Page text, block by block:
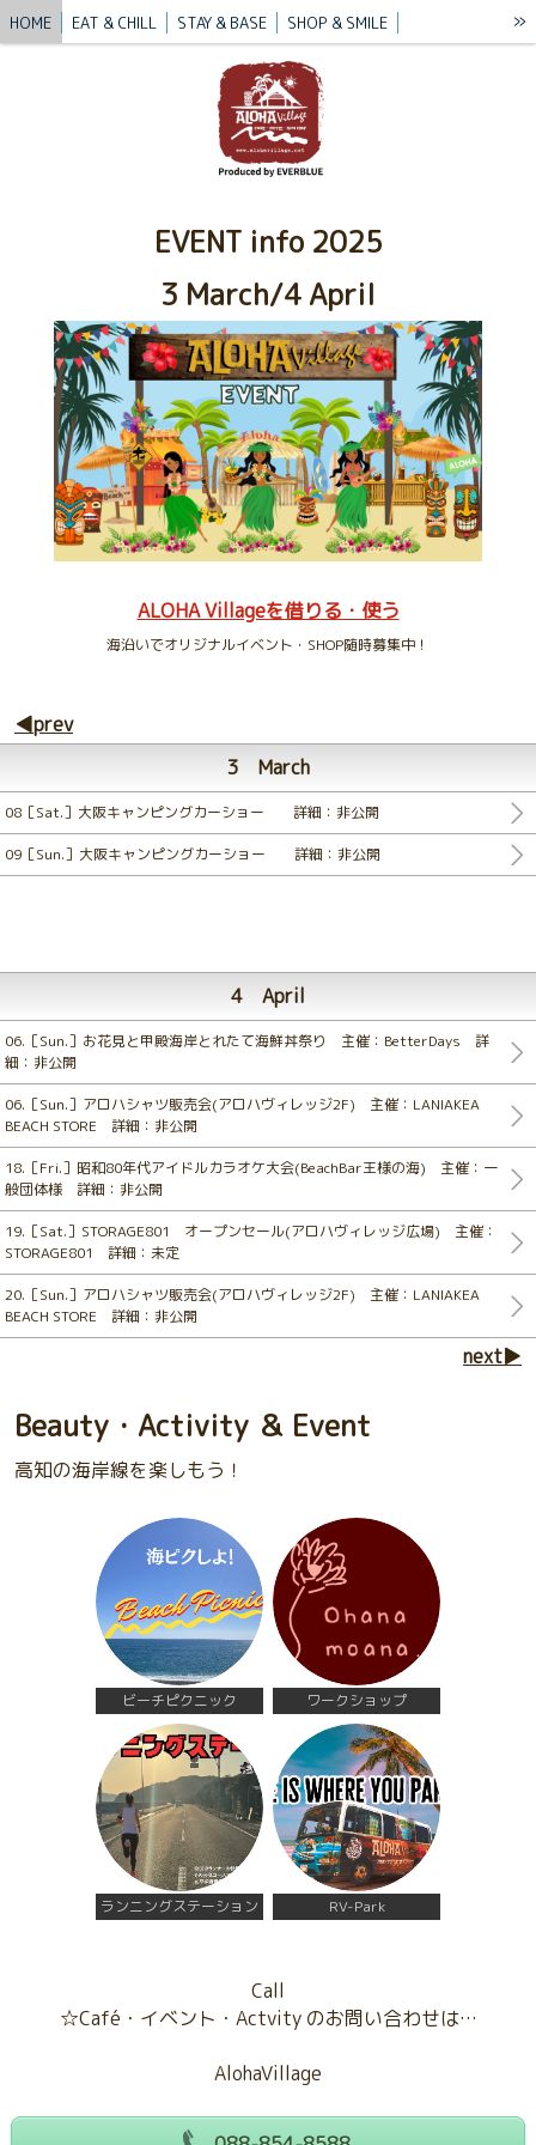
HOME EAT & CHILL STAY & BASE
SHOP & SMILE
BLUE MISSION BLOG
»
EVENT info 2025
3 March/4 April
ALOHA Villageを借りる・使う
海沿いでオリジナルイベント・SHOP随時募集中！
◀prev
3 March
08［Sat.］大阪キャンピングカーショー 詳細：非公開
09［Sun.］大阪キャンピングカーショー 詳細：非公開
4 April
06.［Sun.］お花見と甲殿海岸とれたて海鮮丼祭り 主催：BetterDays 詳
細：非公開
06.［Sun.］アロハシャツ販売会(アロハヴィレッジ2F) 主催：LANIAKEA
BEACH STORE 詳細：非公開
18.［Fri.］昭和80年代アイドルカラオケ大会(BeachBar王様の海) 主催：一
般団体様 詳細：非公開
19.［Sat.］STORAGE801 オープンセール(アロハヴィレッジ広場) 主催：
STORAGE801 詳細：未定
20.［Sun.］アロハシャツ販売会(アロハヴィレッジ2F) 主催：LANIAKEA
BEACH STORE 詳細：非公開
next▶
Beauty・Activity ＆ Event
高知の海岸線を楽しもう！
ビーチピクニック ワークショップ
ランニングステーション RV-Park
Call
☆Café・イベント・Actvity のお問い合わせは…
AlohaVillage